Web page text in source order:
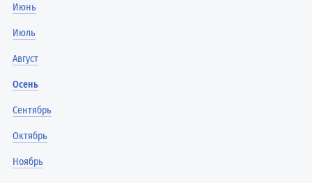
Июнь
Июль
Август
Осень
Сентябрь
Октябрь
Ноябрь